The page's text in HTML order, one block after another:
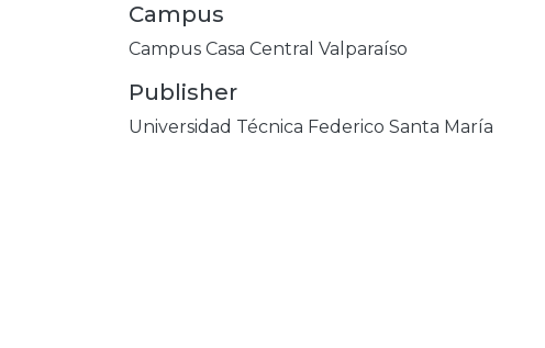
Campus
Campus Casa Central Valparaíso
Publisher
Universidad Técnica Federico Santa María